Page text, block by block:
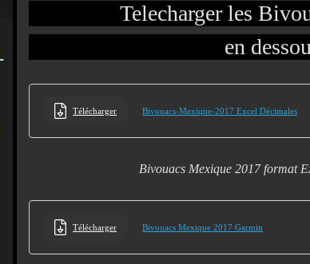
Telecharger les
en
Télécharger Bivouacs-Mexique-2017 Excel Décimales
Bivouacs Mexique 2017 format
Télécharger Bivouacs Mexique 2017 Garmin